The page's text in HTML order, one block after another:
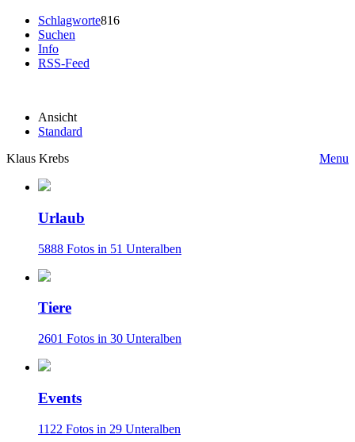
Schlagworte816
Suchen
Info
RSS-Feed
Ansicht
Standard
Klaus Krebs
Menu
Urlaub
5888 Fotos in 51 Unteralben
Tiere
2601 Fotos in 30 Unteralben
Events
1122 Fotos in 29 Unteralben